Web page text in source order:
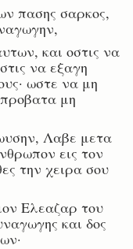
πασης σαρκος,
και οστις να
να εξαγη
ωστε να μη
μη
Λαβε μετα
εις τον
την χειρα σου
Ελεαζαρ του
και δος